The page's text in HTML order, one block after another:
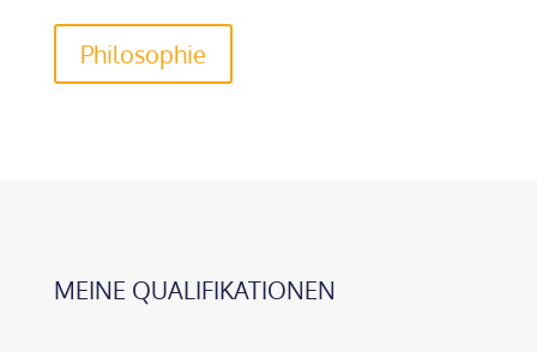
Philosophie
MEINE QUALIFIKATIONEN